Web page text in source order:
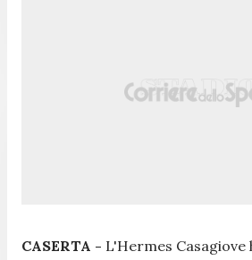
CASERTA - L'Hermes